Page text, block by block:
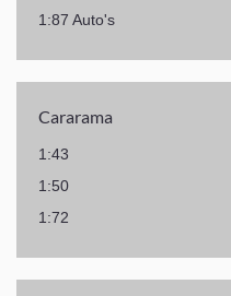
1:87 Auto's
Cararama
1:43
1:50
1:72